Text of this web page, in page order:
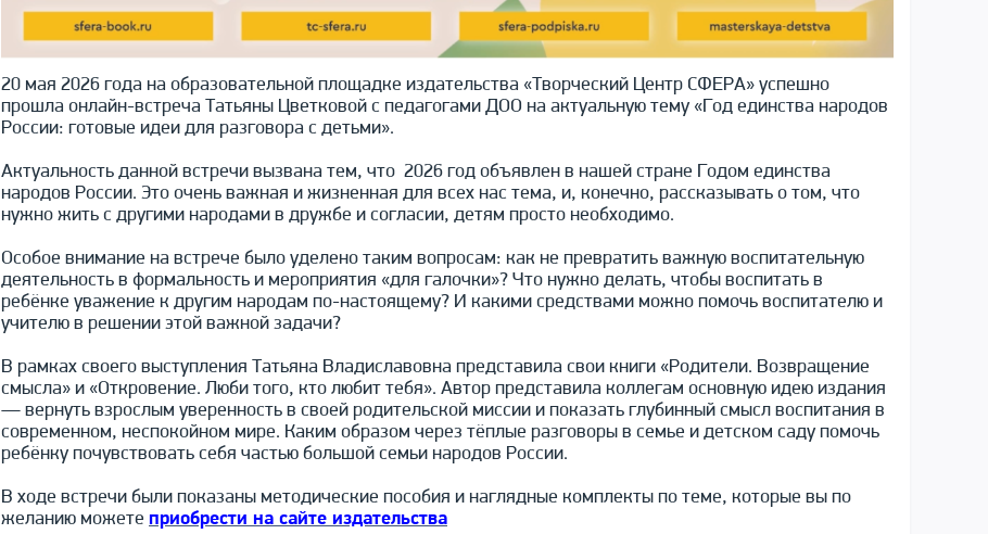
20 мая 2026 года на образовательной площадке издательства «Творческий Центр СФЕРА» успешно
прошла онлайн-встреча Татьяны Цветковой с педагогами ДОО на актуальную тему «Год единства народов
России: готовые идеи для разговора с детьми».
Актуальность данной встречи вызвана тем, что 2026 год объявлен в нашей стране Годом единства
народов России. Это очень важная и жизненная для всех нас тема, и, конечно, рассказывать о том, что
нужно жить с другими народами в дружбе и согласии, детям просто необходимо.
Особое внимание на встрече было уделено таким вопросам: как не превратить важную воспитательную
деятельность в формальность и мероприятия «для галочки»? Что нужно делать, чтобы воспитать в
ребёнке уважение к другим народам по-настоящему? И какими средствами можно помочь воспитателю и
учителю в решении этой важной задачи?
В рамках своего выступления Татьяна Владиславовна представила свои книги «Родители. Возвращение
смысла» и «Откровение. Люби того, кто любит тебя». Автор представила коллегам основную идею издания
— вернуть взрослым уверенность в своей родительской миссии и показать глубинный смысл воспитания в
современном, неспокойном мире. Каким образом через тёплые разговоры в семье и детском саду помочь
ребёнку почувствовать себя частью большой семьи народов России.
В ходе встречи были показаны методические пособия и наглядные комплекты по теме, которые вы по
желанию можете приобрести на сайте издательства